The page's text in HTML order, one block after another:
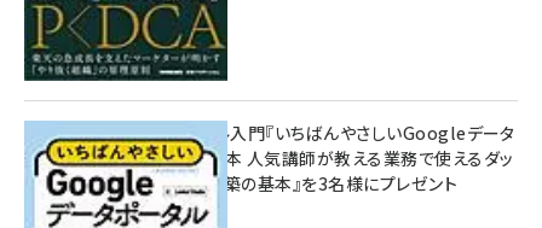
無料BIツール入門『いちばんやさしいGoogleデータ
ポータルの教本 人気講師が教える業務で使えるダッ
シュボード構築の基本』を3名様にプレゼント
7月31日 10:00